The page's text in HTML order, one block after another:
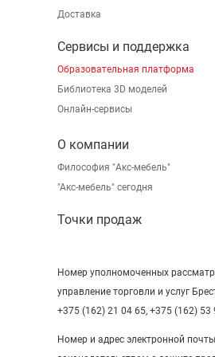
Доставка
Сервисы и поддержка
Образовательная платформа
Библиотека 3D моделей
Онлайн-сервисы
О компании
Философия "Акс-мебель"
"Aкс-мебель" сегодня
Точки продаж
Номер уполномоченных
управление торговли и услуг
+375 (162) 21 04 65, +375 (162) 53
Номер и адрес электронной